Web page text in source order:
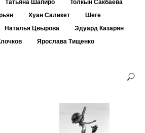
Татьяна Шапиро
Толкын Сакбаева
Хуан Саликет
Шеге
Наталья Цвырова
Эдуард Казарян
Ярослава Тищенко